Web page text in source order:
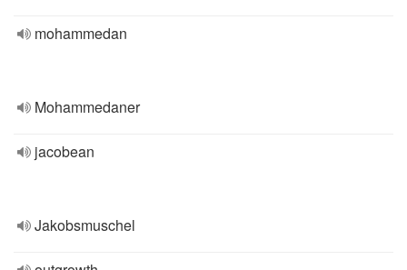
mohammedan
Mohammedaner
jacobean
Jakobsmuschel